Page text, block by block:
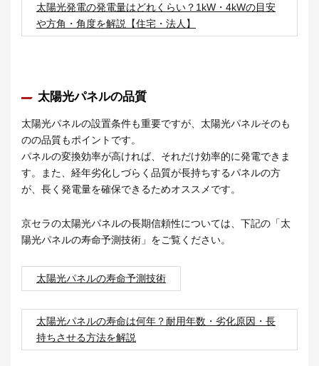
太陽光発電の発電量はどれくらい？1kW・4kWの目安
や方角・角度を解説【住宅・法人】
太陽光パネルの品質
太陽光パネルの設置条件も重要ですが、太陽光パネルそのも
のの品質もポイントです。
パネルの変換効率が高ければ、それだけ効率的に発電できま
す。また、経年劣化しづらく品質が長持ちするパネルの方
が、長く発電量を確保できるためオススメです。
京セラの太陽光パネルの長期信頼性については、下記の「太
陽光パネルの寿命予測技術」をご覧ください。
太陽光パネルの寿命予測技術
太陽光パネルの寿命は何年？耐用年数・劣化原因・長
持ちさせる方法を解説